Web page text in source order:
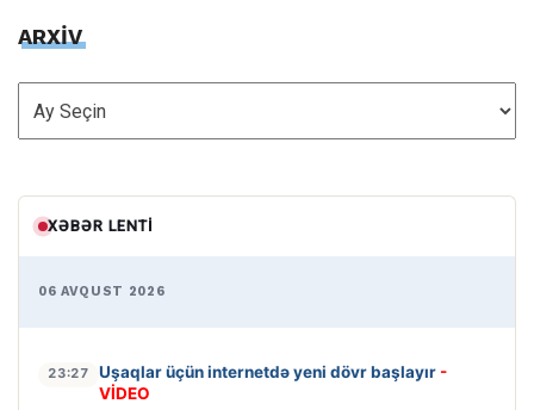
ARXİV
ARXİV
XƏBƏR LENTI
06 AVQUST 2026
23:27 Uşaqlar üçün internetdə yeni dövr başlayır -
VİDEO